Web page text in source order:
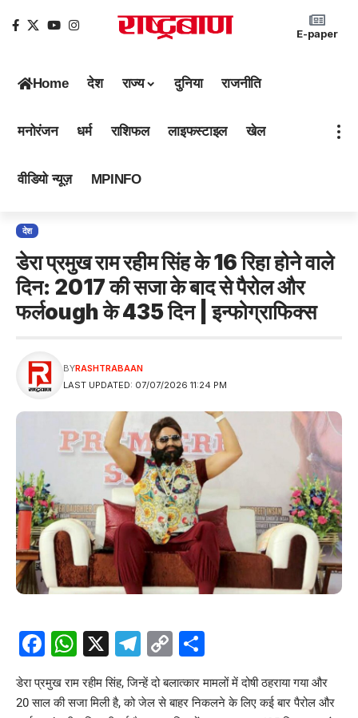
E-paper
Home देश राज्य दुनिया राजनीति
मनोरंजन धर्म राशिफल लाइफस्टाइल खेल
वीडियो न्यूज़ MPINFO
देश
डेरा प्रमुख राम रहीम सिंह के 16 रिहा होने वाले
दिन: 2017 की सजा के बाद से पैरोल और
फर्लough के 435 दिन | इन्फोग्राफिक्स
LAST UPDATED: 07/07/2026 11:24 PM
BYRASHTRABAAN
Facebook
WhatsApp
X Telegram
Copy
डेरा प्रमुख राम रहीम सिंह, जिन्हें दो बलात्कार मामलों में दोषी ठहराया गया और
20 साल की सजा मिली है, को जेल से बाहर निकलने के लिए कई बार पैरोल और